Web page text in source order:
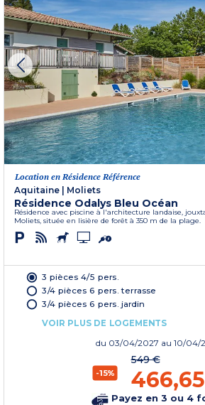
Location en Résidence Référence
Aquitaine
Moliets
Résidence Odalys Bleu Océan
Résidence avec piscine à l'architecture landaise,
Moliets, située en lisière de forêt à 350 m de la plage.
3 pièces 4/5 pers.
3/4 pièces 6 pers. terrasse
3/4 pièces 6 pers. jardin
VOIR PLUS DE LOGEMENTS
du 03/04/2027 au 10/04/
-15%
549 €
Payez en 3 ou 4